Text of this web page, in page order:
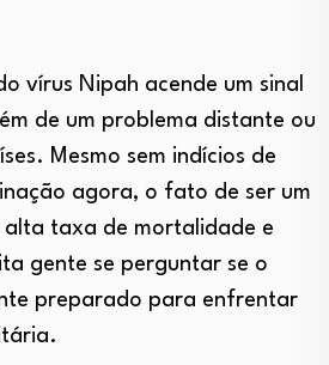
vírus Nipah acende um sinal
de um problema distante ou
Mesmo sem indícios de
agora, o fato de ser um
alta taxa de mortalidade e
gente se perguntar se o
preparado para enfrentar